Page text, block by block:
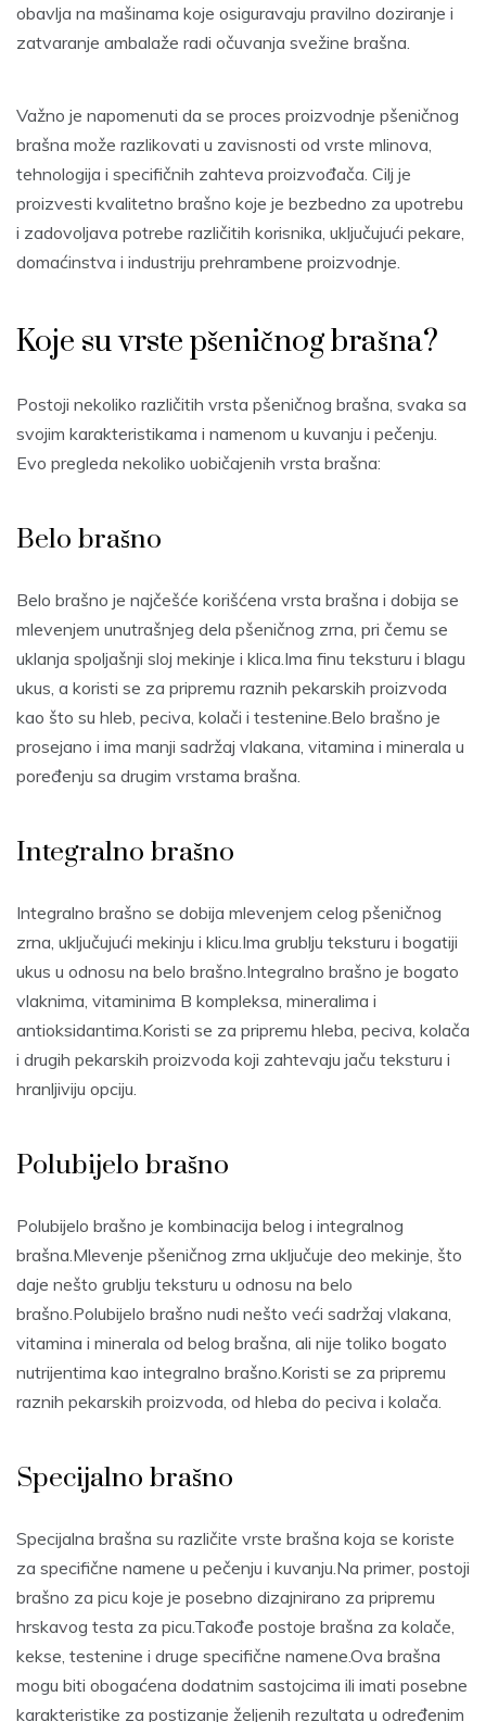
obavlja na mašinama koje osiguravaju pravilno doziranje i
zatvaranje ambalaže radi očuvanja svežine brašna.
Važno je napomenuti da se proces proizvodnje pšeničnog
brašna može razlikovati u zavisnosti od vrste mlinova,
tehnologija i specifičnih zahteva proizvođača. Cilj je
proizvesti kvalitetno brašno koje je bezbedno za upotrebu
i zadovoljava potrebe različitih korisnika, uključujući pekare,
domaćinstva i industriju prehrambene proizvodnje.
Koje su vrste pšeničnog brašna?
Postoji nekoliko različitih vrsta pšeničnog brašna, svaka sa
svojim karakteristikama i namenom u kuvanju i pečenju.
Evo pregleda nekoliko uobičajenih vrsta brašna:
Belo brašno
Belo brašno je najčešće korišćena vrsta brašna i dobija se
mlevenjem unutrašnjeg dela pšeničnog zrna, pri čemu se
uklanja spoljašnji sloj mekinje i klica.Ima finu teksturu i blagu
ukus, a koristi se za pripremu raznih pekarskih proizvoda
kao što su hleb, peciva, kolači i testenine.Belo brašno je
prosejano i ima manji sadržaj vlakana, vitamina i minerala u
poređenju sa drugim vrstama brašna.
Integralno brašno
Integralno brašno se dobija mlevenjem celog pšeničnog
zrna, uključujući mekinju i klicu.Ima grublju teksturu i bogatiji
ukus u odnosu na belo brašno.Integralno brašno je bogato
vlaknima, vitaminima B kompleksa, mineralima i
antioksidantima.Koristi se za pripremu hleba, peciva, kolača
i drugih pekarskih proizvoda koji zahtevaju jaču teksturu i
hranljiviju opciju.
Polubijelo brašno
Polubijelo brašno je kombinacija belog i integralnog
brašna.Mlevenje pšeničnog zrna uključuje deo mekinje, što
daje nešto grublju teksturu u odnosu na belo
brašno.Polubijelo brašno nudi nešto veći sadržaj vlakana,
vitamina i minerala od belog brašna, ali nije toliko bogato
nutrijentima kao integralno brašno.Koristi se za pripremu
raznih pekarskih proizvoda, od hleba do peciva i kolača.
Specijalno brašno
Specijalna brašna su različite vrste brašna koja se koriste
za specifične namene u pečenju i kuvanju.Na primer, postoji
brašno za picu koje je posebno dizajnirano za pripremu
hrskavog testa za picu.Takođe postoje brašna za kolače,
kekse, testenine i druge specifične namene.Ova brašna
mogu biti obogaćena dodatnim sastojcima ili imati posebne
karakteristike za postizanje željenih rezultata u određenim